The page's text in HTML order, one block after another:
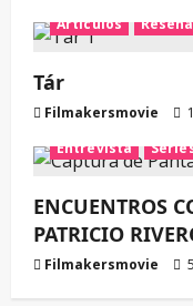
Artículos
Tár
Filmakersmovie
Entrevista
ENCUENTROS
PATRICIO
Filmakersmovie